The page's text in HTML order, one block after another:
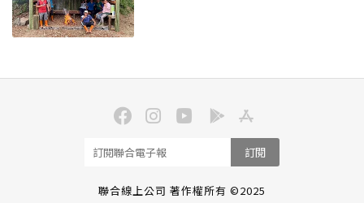
訂閱
聯合線上公司 著作權所有 ©2025